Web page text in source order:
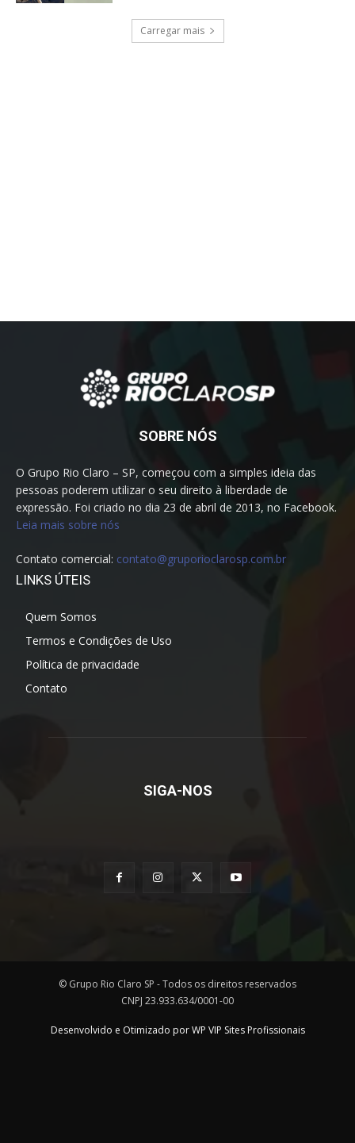
Carregar mais
SOBRE NÓS
O Grupo Rio Claro – SP, começou com a simples ideia das
pessoas poderem utilizar o seu direito à liberdade de
expressão. Foi criado no dia 23 de abril de 2013, no Facebook.
Leia mais sobre nós
Contato comercial: contato@gruporioclarosp.com.br
LINKS ÚTEIS
Quem Somos
Termos e Condições de Uso
Política de privacidade
Contato
SIGA-NOS
© Grupo Rio Claro SP - Todos os direitos reservados
CNPJ 23.933.634/0001-00
Desenvolvido e Otimizado por WP VIP Sites Profissionais